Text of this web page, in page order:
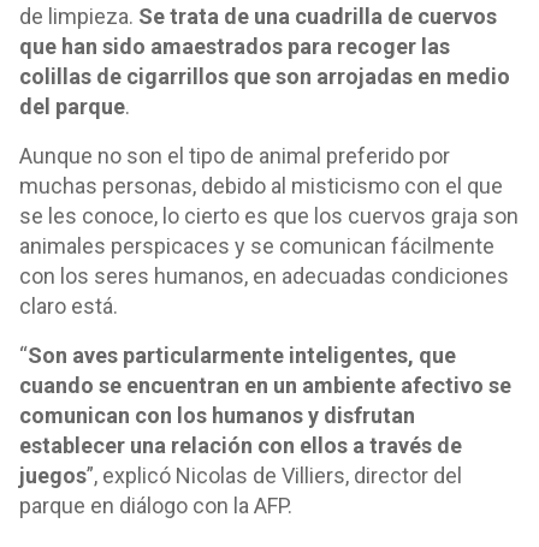
de limpieza. Se trata de una cuadrilla de cuervos
que han sido amaestrados para recoger las
colillas de cigarrillos que son arrojadas en medio
del parque.
Aunque no son el tipo de animal preferido por
muchas personas, debido al misticismo con el que
se les conoce, lo cierto es que los cuervos graja son
animales perspicaces y se comunican fácilmente
con los seres humanos, en adecuadas condiciones
claro está.
“Son aves particularmente inteligentes, que
cuando se encuentran en un ambiente afectivo se
comunican con los humanos y disfrutan
establecer una relación con ellos a través de
juegos”, explicó Nicolas de Villiers, director del
parque en diálogo con la AFP.